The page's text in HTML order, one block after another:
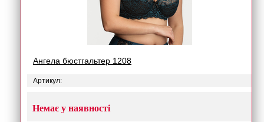
Ангела бюстгальтер 1208
Артикул:
Немає у наявності